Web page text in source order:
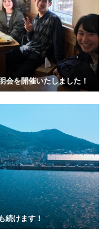
会を開催いたしました！
続けます！